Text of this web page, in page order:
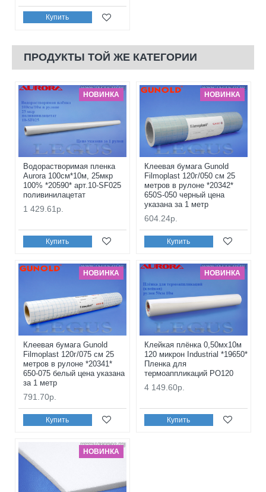
Купить
ПРОДУКТЫ ТОЙ ЖЕ КАТЕГОРИИ
НОВИНКА
Водорастворимая пленка
Aurora 100см*10м, 25мкр
100% *20590* арт.10-SF025
поливинилацетат
1 429.61р.
Купить
НОВИНКА
Клеевая бумага Gunold
Filmoplast 120г/050 см 25
метров в рулоне *20342*
650S-050 черный цена
указана за 1 метр
604.24р.
Купить
НОВИНКА
Клеевая бумага Gunold
Filmoplast 120г/075 см 25
метров в рулоне *20341*
650-075 белый цена указана
за 1 метр
791.70р.
Купить
НОВИНКА
Клейкая плёнка 0,50мx10м
120 микрон Industrial *19650*
Пленка для
термоаппликаций PO120
4 149.60р.
Купить
НОВИНКА